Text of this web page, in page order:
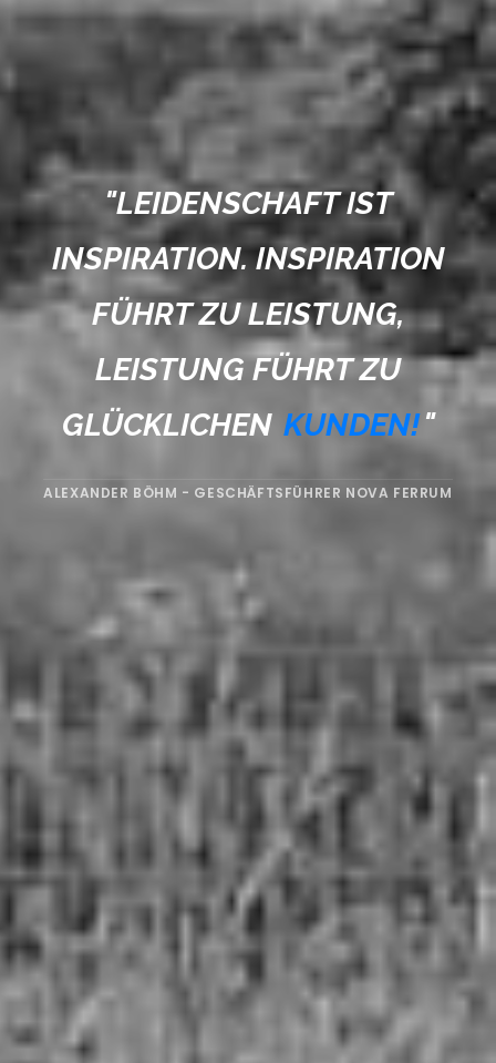
"LEIDENSCHAFT IST
INSPIRATION. INSPIRATION
FÜHRT ZU LEISTUNG,
LEISTUNG FÜHRT ZU
GLÜCKLICHEN KUNDEN!"
ALEXANDER BÖHM - GESCHÄFTSFÜHRER NOVA FERRUM